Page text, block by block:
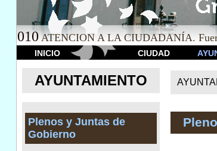
010 ATENCION A LA CIUDADANÍA.
INICIO CIUDAD
AYUNTAMIENTO
Plenos y Juntas de
Gobierno